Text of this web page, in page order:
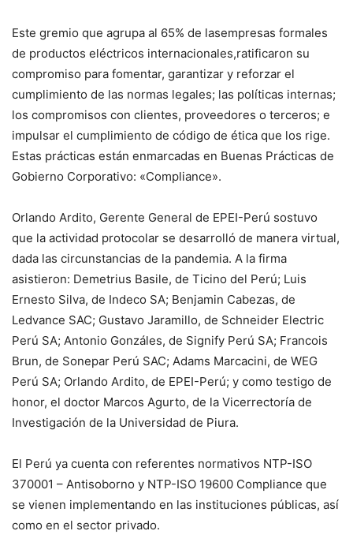
Este gremio que agrupa al 65% de lasempresas formales
de productos eléctricos internacionales,ratificaron su
compromiso para fomentar, garantizar y reforzar el
cumplimiento de las normas legales; las políticas internas;
los compromisos con clientes, proveedores o terceros; e
impulsar el cumplimiento de código de ética que los rige.
Estas prácticas están enmarcadas en Buenas Prácticas de
Gobierno Corporativo: «Compliance».
Orlando Ardito, Gerente General de EPEI-Perú sostuvo
que la actividad protocolar se desarrolló de manera virtual,
dada las circunstancias de la pandemia. A la firma
asistieron: Demetrius Basile, de Ticino del Perú; Luis
Ernesto Silva, de Indeco SA; Benjamin Cabezas, de
Ledvance SAC; Gustavo Jaramillo, de Schneider Electric
Perú SA; Antonio Gonzáles, de Signify Perú SA; Francois
Brun, de Sonepar Perú SAC; Adams Marcacini, de WEG
Perú SA; Orlando Ardito, de EPEI-Perú; y como testigo de
honor, el doctor Marcos Agurto, de la Vicerrectoría de
Investigación de la Universidad de Piura.
El Perú ya cuenta con referentes normativos NTP-ISO
370001 – Antisoborno y NTP-ISO 19600 Compliance que
se vienen implementando en las instituciones públicas, así
como en el sector privado.